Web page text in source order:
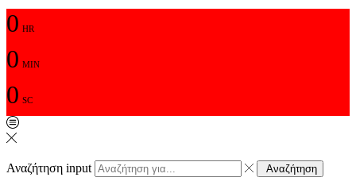
0 HR
0 MIN
0 SC
Αναζήτηση input Αναζήτηση